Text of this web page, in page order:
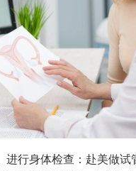
、进行身体检查：赴美做试